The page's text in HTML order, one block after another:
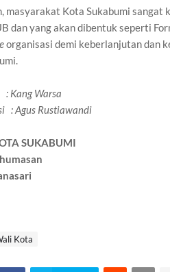
masyarakat Kota Sukabumi
dan yang akan dibentuk seperti
organisasi demi keberlanjutan dan
Warsa
: Agus Rustiawandi
SUKABUMI
Kota